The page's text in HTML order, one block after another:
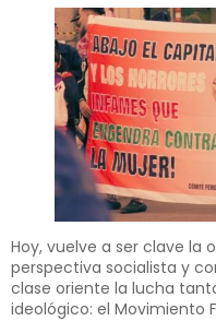
Hoy, vuelve a ser clave la
perspectiva socialista y
clase oriente la lucha
ideoló­gico: el Movimiento